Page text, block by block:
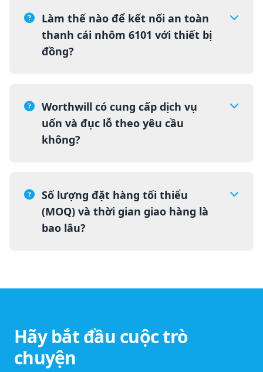
Làm thế nào để kết nối an toàn
thanh cái nhôm 6101 với thiết bị
đồng?
Worthwill có cung cấp dịch vụ
uốn và đục lỗ theo yêu cầu
không?
Số lượng đặt hàng tối thiểu
(MOQ) và thời gian giao hàng là
bao lâu?
Hãy bắt đầu cuộc trò
chuyện